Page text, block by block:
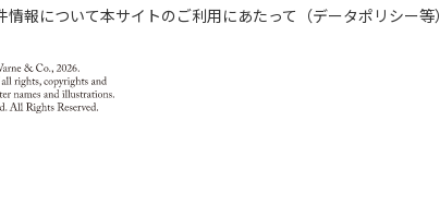
情報について本サイトのご利用にあたって（データポリシー等